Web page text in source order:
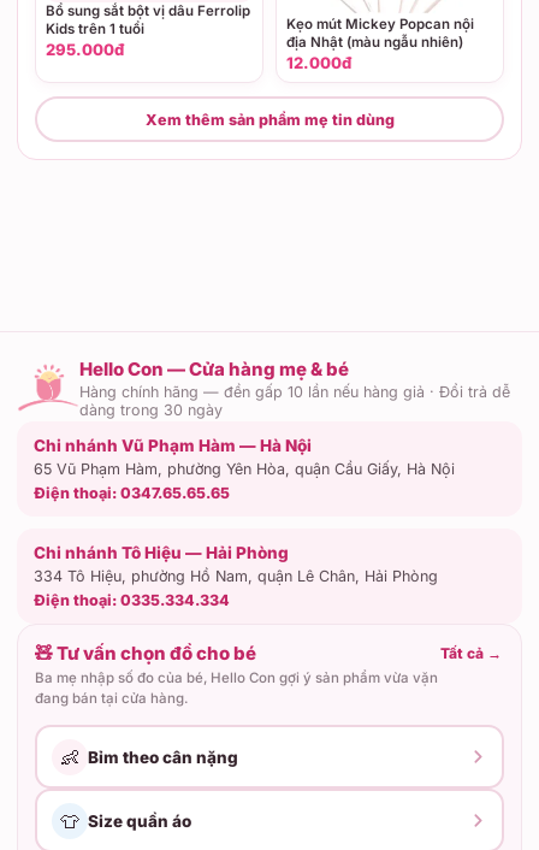
Bổ sung sắt bột vị dâu Ferrolip
Kids trên 1 tuổi
295.000đ
Kẹo mút Mickey Popcan nội
địa Nhật (màu ngẫu nhiên)
12.000đ
Xem thêm sản phẩm mẹ tin dùng
Hello Con — Cửa hàng mẹ & bé
Hàng chính hãng — đền gấp 10 lần nếu hàng giả · Đổi trả dễ
dàng trong 30 ngày
Chi nhánh Vũ Phạm Hàm — Hà Nội
65 Vũ Phạm Hàm, phường Yên Hòa, quận Cầu Giấy, Hà Nội
Điện thoại: 0347.65.65.65
Chi nhánh Tô Hiệu — Hải Phòng
334 Tô Hiệu, phường Hồ Nam, quận Lê Chân, Hải Phòng
Điện thoại: 0335.334.334
🧸 Tư vấn chọn đồ cho bé
Ba mẹ nhập số đo của bé, Hello Con gợi ý sản phẩm vừa vặn
đang bán tại cửa hàng.
Tất cả →
👶 Bỉm theo cân nặng
👕 Size quần áo